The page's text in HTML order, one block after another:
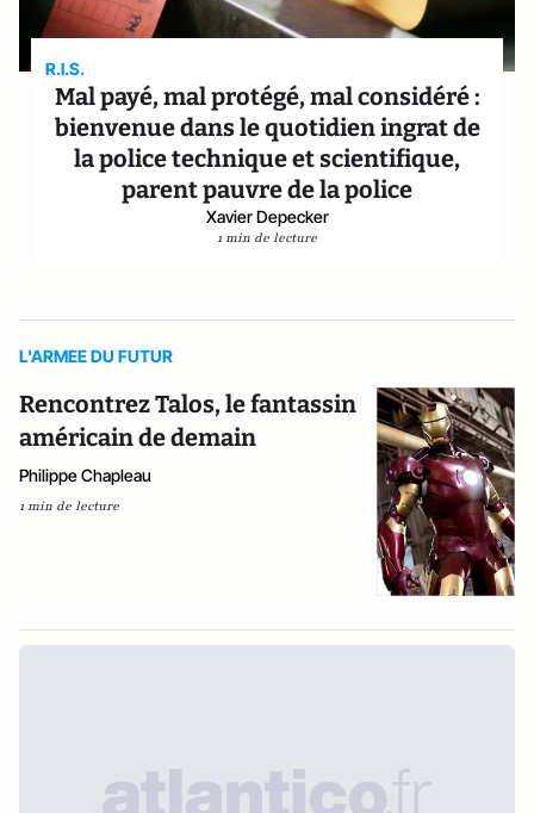
R.I.S.
Mal payé, mal protégé, mal considéré :
bienvenue dans le quotidien ingrat de
la police technique et scientifique,
parent pauvre de la police
Xavier Depecker
1 min de lecture
L'ARMEE DU FUTUR
Rencontrez Talos, le fantassin
américain de demain
Philippe Chapleau
1 min de lecture